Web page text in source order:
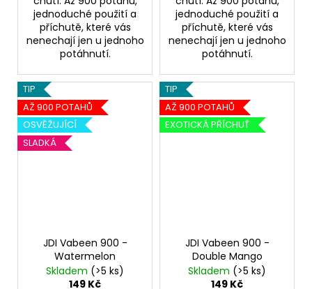
jednoduché použití a
příchutě, které vás
nenechají jen u jednoho
potáhnutí.
jednoduché použití a
příchutě, které vás
nenechají jen u jednoho
potáhnutí.
TIP
AŽ 900 POTAHŮ
OSVĚŽUJÍCÍ
SLADKÁ
JDI Vabeen 900 -
Watermelon
Skladem (>5 ks)
149 Kč
TIP
AŽ 900 POTAHŮ
EXOTICKÁ PŘÍCHUŤ
JDI Vabeen 900 -
Double Mango
Skladem (>5 ks)
149 Kč